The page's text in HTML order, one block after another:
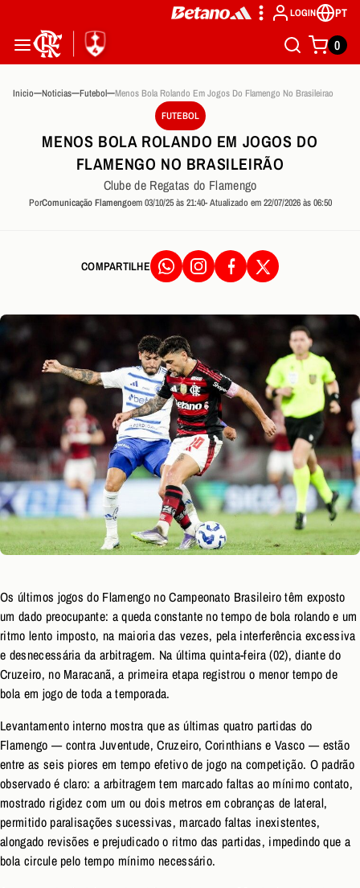
LOGIN PT
0
Inicio Noticias Futebol
Menos Bola Rolando Em Jogos Do Flamengo No Brasileirao
FUTEBOL
MENOS BOLA ROLANDO EM JOGOS DO
FLAMENGO NO BRASILEIRÃO
Clube de Regatas do Flamengo
PorComunicação Flamengoem 03/10/25 às 21:40- Atualizado em 22/07/2026 às 06:50
COMPARTILHE
Os últimos jogos do Flamengo no Campeonato Brasileiro têm exposto
um dado preocupante: a queda constante no tempo de bola rolando e um
ritmo lento imposto, na maioria das vezes, pela interferência excessiva
e desnecessária da arbitragem. Na última quinta-feira (02), diante do
Cruzeiro, no Maracanã, a primeira etapa registrou o menor tempo de
bola em jogo de toda a temporada.
Levantamento interno mostra que as últimas quatro partidas do
Flamengo — contra Juventude, Cruzeiro, Corinthians e Vasco — estão
entre as seis piores em tempo efetivo de jogo na competição. O padrão
observado é claro: a arbitragem tem marcado faltas ao mínimo contato,
mostrado rigidez com um ou dois metros em cobranças de lateral,
permitido paralisações sucessivas, marcado faltas inexistentes,
alongado revisões e prejudicado o ritmo das partidas, impedindo que a
bola circule pelo tempo mínimo necessário.